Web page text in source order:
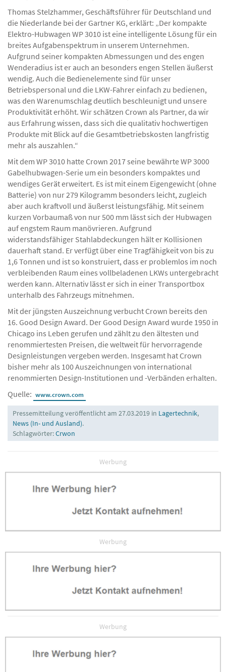
Stark, robust, zuverlässig und kompakt
Thomas Stelzhammer, Geschäftsführer für Deutschland und
die Niederlande bei der Gartner KG, erklärt: „Der kompakte
Elektro-Hubwagen WP 3010 ist eine intelligente Lösung für ein
breites Aufgabenspektrum in unserem Unternehmen.
Aufgrund seiner kompakten Abmessungen und des engen
Wenderadius ist er auch an besonders engen Stellen äußerst
wendig. Auch die Bedienelemente sind für unser
Betriebspersonal und die LKW-Fahrer einfach zu bedienen,
was den Warenumschlag deutlich beschleunigt und unsere
Produktivität erhöht. Wir schätzen Crown als Partner, da wir
aus Erfahrung wissen, dass sich die qualitativ hochwertigen
Produkte mit Blick auf die Gesamtbetriebskosten langfristig
mehr als auszahlen.“
Mit dem WP 3010 hatte Crown 2017 seine bewährte WP 3000
Gabelhubwagen-Serie um ein besonders kompaktes und
wendiges Gerät erweitert. Es ist mit einem Eigengewicht (ohne
Batterie) von nur 279 Kilogramm besonders leicht, zugleich
aber auch kraftvoll und äußerst leistungsfähig. Mit seinem
kurzen Vorbaumaß von nur 500 mm lässt sich der Hubwagen
auf engstem Raum manövrieren. Aufgrund
widerstandsfähiger Stahlabdeckungen hält er Kollisionen
dauerhaft stand. Er verfügt über eine Tragfähigkeit von bis zu
1,6 Tonnen und ist so konstruiert, dass er problemlos im noch
verbleibenden Raum eines vollbeladenen LKWs untergebracht
werden kann. Alternativ lässt er sich in einer Transportbox
unterhalb des Fahrzeugs mitnehmen.
Mit der jüngsten Auszeichnung verbucht Crown bereits den
16. Good Design Award. Der Good Design Award wurde 1950 in
Chicago ins Leben gerufen und zählt zu den ältesten und
renommiertesten Preisen, die weltweit für hervorragende
Designleistungen vergeben werden. Insgesamt hat Crown
bisher mehr als 100 Auszeichnungen von international
renommierten Design-Institutionen und -Verbänden erhalten.
Quelle:
www.crown.com
Pressemitteilung veröffentlicht am 27.03.2019 in
News (In- und Ausland)
Werbung
Werbung
Werbung